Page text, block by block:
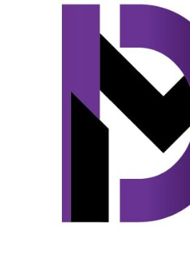
Reguli noi pentru
februarie 4 /